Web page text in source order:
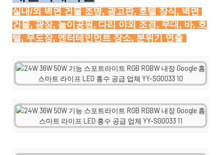
실내/외 벽면 건물 조명, 광고판, 호텔 장식, 벽면
건물, 광장, 놀이공원, 다리 야외 조경, 무대, 바, 호
텔, 무도장, 엔터테인먼트 장소, 분위기 연출